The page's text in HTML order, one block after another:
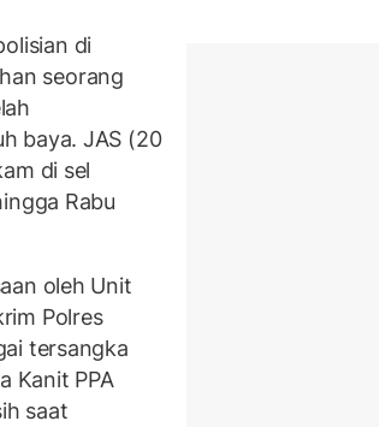
di
seorang
baya. JAS (20
di sel
Rabu
oleh Unit
Polres
tersangka
Kanit PPA
saat